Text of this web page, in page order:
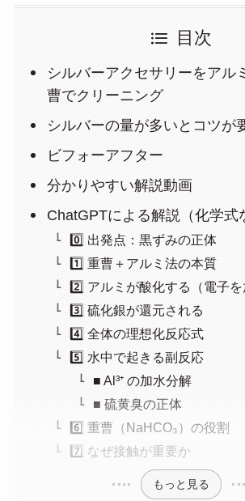
目次
シルバーアクセサリーをアル
曹でクリーニング
シルバーの量が多いとコツが
ビフォーアフター
分かりやすい解説動画
ChatGPTによる解説（化学式
0️⃣ 出発点：黒ずみの正体
1️⃣ 重曹＋アルミ法の本質
2️⃣ アルミが酸化する（電子を
3️⃣ 硫化銀が還元される
4️⃣ 全体の理想化反応式
5️⃣ 水中で起きる副反応
■ Al³⁺ の加水分解
■ 硫黄臭の正体
6️⃣ 重曹（NaHCO₃）の役割
7️⃣ なぜ接触が重要か
もっと見る